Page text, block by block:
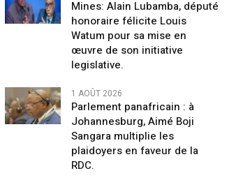
Mines: Alain Lubamba, député
honoraire félicite Louis
Watum pour sa mise en
œuvre de son initiative
legislative.
1 AOÛT 2026
Parlement panafricain : à
Johannesburg, Aimé Boji
Sangara multiplie les
plaidoyers en faveur de la
RDC.